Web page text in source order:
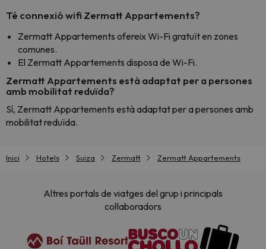
Té connexió wifi Zermatt Appartements?
Zermatt Appartements ofereix Wi-Fi gratuït en zones
comunes.
El Zermatt Appartements disposa de Wi-Fi.
Zermatt Appartements està adaptat per a persones
amb mobilitat reduïda?
Sí, Zermatt Appartements està adaptat per a persones amb
mobilitat reduïda.
Inici Hotels Suiza Zermatt Zermatt Appartements
Altres portals de viatges del grup i principals
col·laboradors